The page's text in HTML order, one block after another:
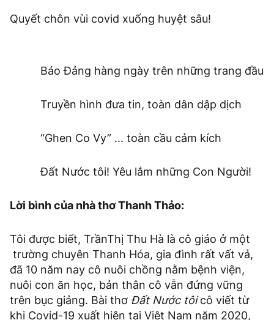
Quyết chôn vùi covid xuống huyệt sâu!
Báo Đảng hàng ngày trên những trang đầu
Truyền hình đưa tin, toàn dân dập dịch
“Ghen Co Vy” ... toàn cầu cảm kích
Đất Nước tôi! Yêu lắm những Con Người!
Lời bình của nhà thơ Thanh Thảo:
Tôi được biết, TrầnThị Thu Hà là cô giáo ở một
trường chuyên Thanh Hóa, gia đình rất vất vả,
đã 10 năm nay cô nuôi chồng nằm bệnh viện,
nuôi con ăn học, bản thân cô vẫn đứng vững
trên bục giảng. Bài thơ Đất Nước tôicô viết từ
khi Covid-19 xuất hiện tại Việt Nam năm 2020,